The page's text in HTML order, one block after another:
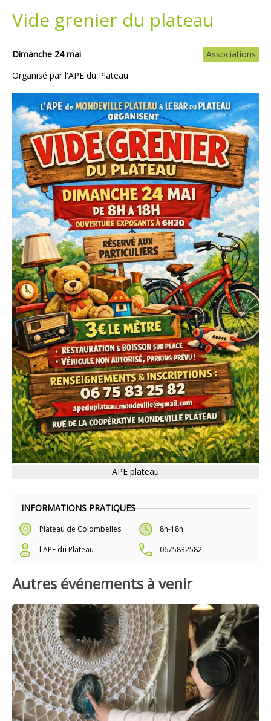
INFORMATIONS PRATIQUES
Plateau de Colombelles
8h-18h
l'APE du Plateau
0675832582
Vide grenier du plateau
Dimanche 24 mai
Associations
Organisé par l'APE du Plateau
APE plateau
Autres événements à venir
Plans
Demandes légales
Emploi
Marchés publics
Grands projets